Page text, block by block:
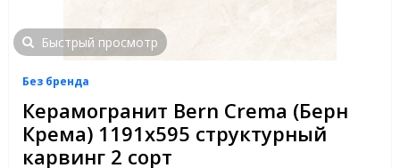
Быстрый просмотр
Без бренда
Керамогранит Bern Crema (Берн
Крема) 1191х595 структурный
карвинг 2 сорт